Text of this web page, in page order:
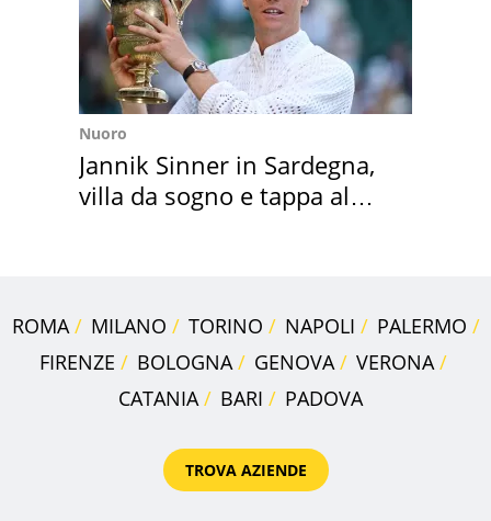
Nuoro
Jannik Sinner in Sardegna,
villa da sogno e tappa al
ROMA MILANO TORINO NAPOLI
PALERMO
FIRENZE
BOLOGNA GENOVA
VERONA
CATANIA
BARI PADOVA
TROVA AZIENDE